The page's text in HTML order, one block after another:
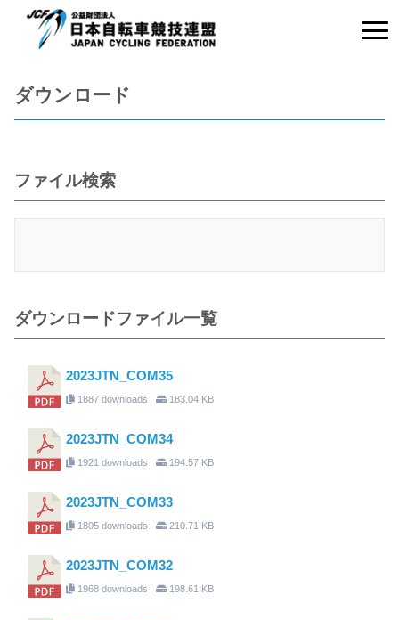
ダウンロード
ファイル検索
ダウンロードファイル一覧
2023JTN_COM35
1887 downloads 183.04 KB
2023JTN_COM34
1921 downloads 194.57 KB
2023JTN_COM33
1805 downloads 210.71 KB
2023JTN_COM32
1968 downloads 198.61 KB